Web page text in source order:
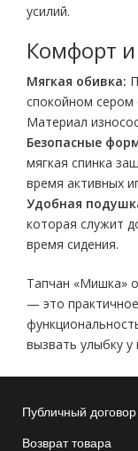
усилий.
Комфорт и
Мягкая обивка:
спокойном сером
Материал
Безопасные
мягкая спинка
время активных
Удобная
которая служит
время сидения.
Тапчан «Мишка»
— это
вызвать улыбку у
Публичный договор
Возврат товара